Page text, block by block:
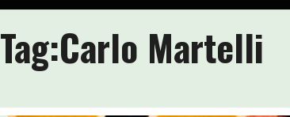
Tag:Carlo Martelli